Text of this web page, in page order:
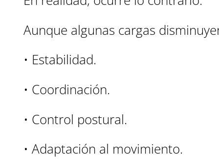
Aunque algunas cargas
• Estabilidad.
• Coordinación.
• Control postural.
• Adaptación al movimiento.